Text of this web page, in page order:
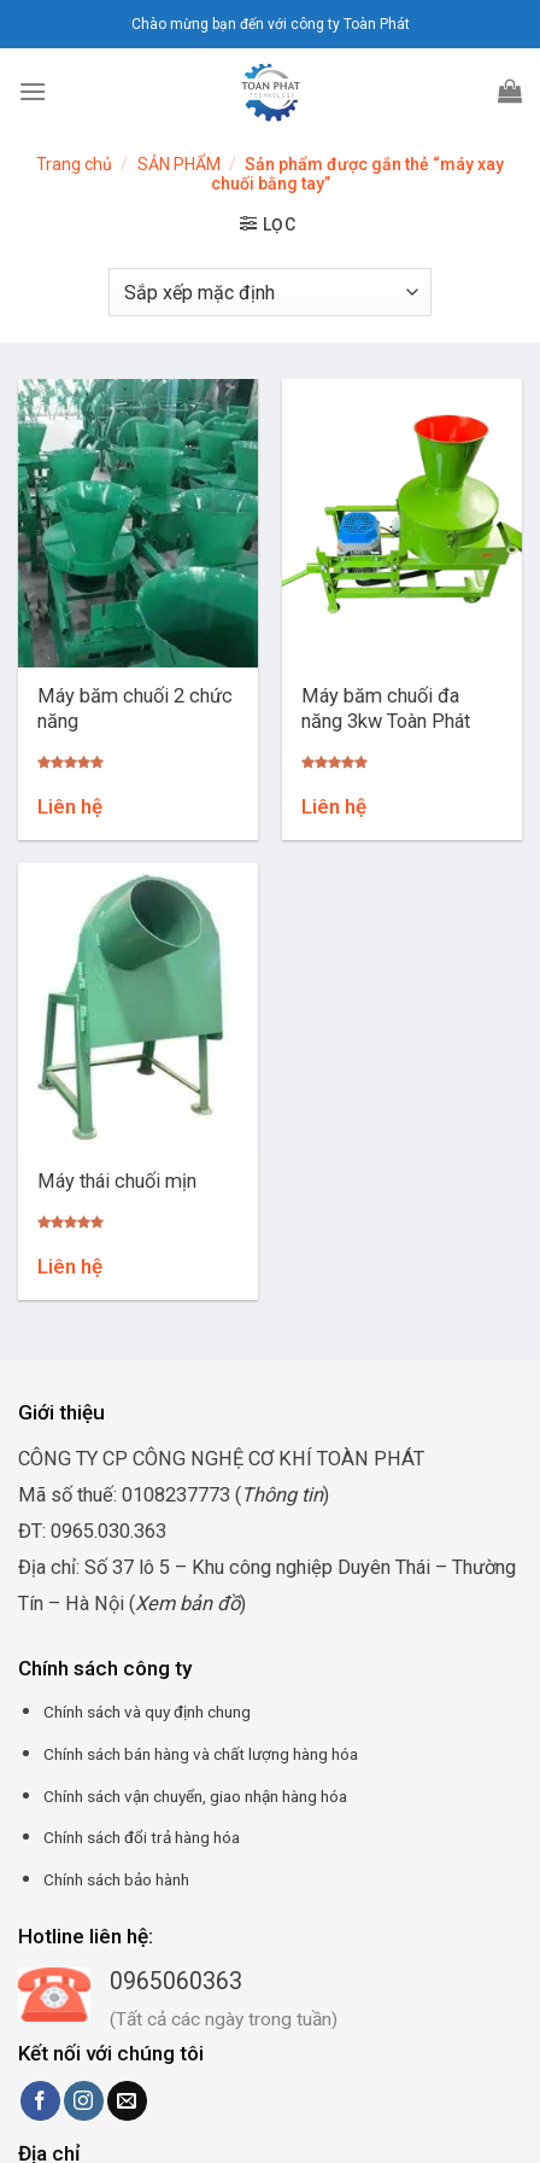
đến
dung
Chào mừng bạn đến với công ty Toàn Phát
Trang chủ / SẢN PHẨM / Sản phẩm được gắn thẻ “máy xay
chuối bằng tay”
LỌC
Máy băm chuối 2 chức
năng
5.00
5 sao
Liên hệ
Máy băm chuối đa
năng 3kw Toàn Phát
5.00
5 sao
Liên hệ
Máy thái chuối mịn
5.00
5 sao
Liên hệ
Giới thiệu
CÔNG TY CP CÔNG NGHỆ CƠ KHÍ TOÀN PHÁT
Mã số thuế: 0108237773 ( Thông tin)
ĐT: 0965.030.363
Địa chỉ: Số 37 lô 5 – Khu công nghiệp Duyên Thái – Thường
Tín – Hà Nội (Xem bản đồ)
Chính sách công ty
Chính sách và quy định chung
Chính sách bán hàng và chất lượng hàng hóa
Chính sách vận chuyển, giao nhận hàng hóa
Chính sách đổi trả hàng hóa
Chính sách bảo hành
Hotline liên hệ:
0965060363
(Tất cả các ngày trong tuần)
Kết nối với chúng tôi
Địa chỉ